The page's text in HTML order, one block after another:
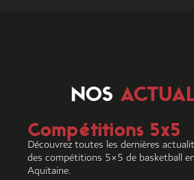
NOS
Compétitions 5x5
Découvrez toutes les dernières
des compétitions 5×5 de basketball
Aquitaine.